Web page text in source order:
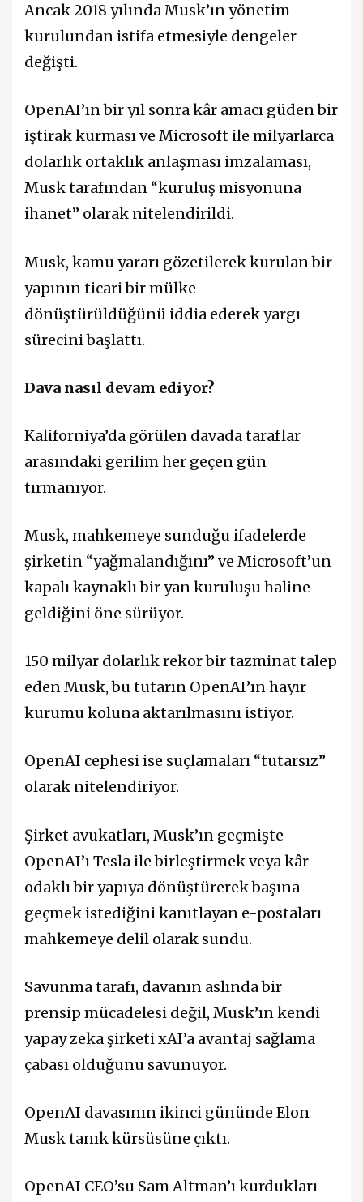
Ancak 2018 yılında Musk’ın yönetim
kurulundan istifa etmesiyle dengeler
değişti.
OpenAI’ın bir yıl sonra kâr amacı güden bir
iştirak kurması ve Microsoft ile milyarlarca
dolarlık ortaklık anlaşması imzalaması,
Musk tarafından “kuruluş misyonuna
ihanet” olarak nitelendirildi.
Musk, kamu yararı gözetilerek kurulan bir
yapının ticari bir mülke
dönüştürüldüğünü iddia ederek yargı
sürecini başlattı.
Dava nasıl devam ediyor?
Kaliforniya’da görülen davada taraflar
arasındaki gerilim her geçen gün
tırmanıyor.
Musk, mahkemeye sunduğu ifadelerde
şirketin “yağmalandığını” ve Microsoft’un
kapalı kaynaklı bir yan kuruluşu haline
geldiğini öne sürüyor.
150 milyar dolarlık rekor bir tazminat talep
eden Musk, bu tutarın OpenAI’ın hayır
kurumu koluna aktarılmasını istiyor.
OpenAI cephesi ise suçlamaları “tutarsız”
olarak nitelendiriyor.
Şirket avukatları, Musk’ın geçmişte
OpenAI’ı Tesla ile birleştirmek veya kâr
odaklı bir yapıya dönüştürerek başına
geçmek istediğini kanıtlayan e-postaları
mahkemeye delil olarak sundu.
Savunma tarafı, davanın aslında bir
prensip mücadelesi değil, Musk’ın kendi
yapay zeka şirketi xAI’a avantaj sağlama
çabası olduğunu savunuyor.
OpenAI davasının ikinci gününde Elon
Musk tanık kürsüsüne çıktı.
OpenAI CEO’su Sam Altman’ı kurdukları